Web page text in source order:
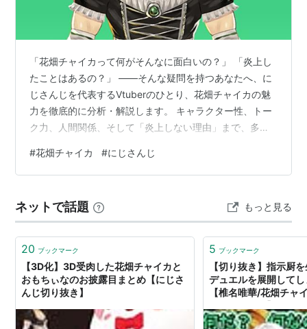
「花畑チャイカって何がそんなに面白いの？」 「炎上し
たことはあるの？」 ——そんな疑問を持つあなたへ、に
じさんじを代表するVtuberのひとり、花畑チャイカの魅
力を徹底的に分析・解説します。 キャラクター性、トー
ク力、人間関係、そして「炎上しない理由」まで、多角
www.youtube.com 花畑チャイカとは？基本プロフィー
ル 花畑チャイカ（はなばたけちゃいか）は、
ープ「にじさんじ」に所属するVtuberです。 2018年6月
5日にMirrativで初配信を行い、にじさんじSEEDs1期生と
してデビ…
#花畑チャイカ #にじさんじ
ネットで話題 もっと見る
20 ブックマーク
【3D化】3D受肉した花畑チャイカと
おもちぃなのお披露目まとめ【にじさ
んじ切り抜き】
5 ブックマーク
【切り抜き】指示厨
デュエルを展開して
【椎名唯華/花畑チャ